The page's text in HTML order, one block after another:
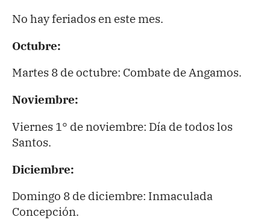
No hay feriados en este mes.
Octubre:
Martes 8 de octubre: Combate de Angamos.
Noviembre:
Viernes 1° de noviembre: Día de todos los
Santos.
Diciembre:
Domingo 8 de diciembre: Inmaculada
Concepción.